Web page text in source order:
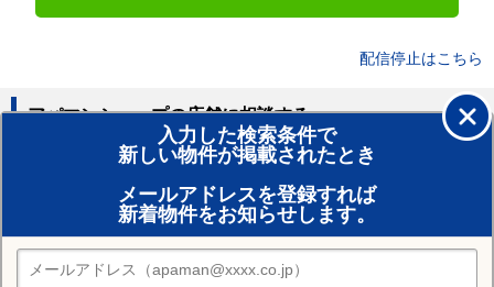
配信停止はこちら
入力した検索条件で
新しい物件が掲載されたとき
メールアドレスを登録すれば
新着物件をお知らせします。
アパマンショップの店舗に相談する
賃貸のプロがお部屋探し！
おまかせ物件リクエスト
住みたい街の店舗を探す
店舗検索